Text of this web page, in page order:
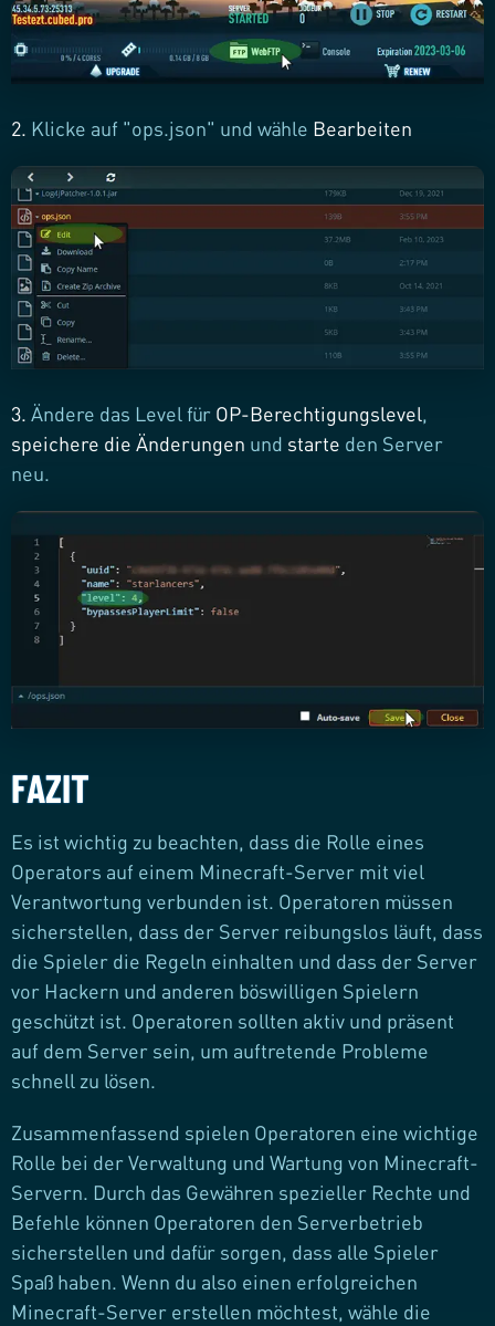
2. Klicke auf "ops.json" und wähle Bearbeiten
3. Ändere das Level für OP-Berechtigungslevel,
speichere die Änderungen und starte den Server
neu.
FAZIT
Es ist wichtig zu beachten, dass die Rolle eines
Operators auf einem Minecraft-Server mit viel
Verantwortung verbunden ist. Operatoren müssen
sicherstellen, dass der Server reibungslos läuft, dass
die Spieler die Regeln einhalten und dass der Server
vor Hackern und anderen böswilligen Spielern
geschützt ist. Operatoren sollten aktiv und präsent
auf dem Server sein, um auftretende Probleme
schnell zu lösen.
Zusammenfassend spielen Operatoren eine wichtige
Rolle bei der Verwaltung und Wartung von Minecraft-
Servern. Durch das Gewähren spezieller Rechte und
Befehle können Operatoren den Serverbetrieb
sicherstellen und dafür sorgen, dass alle Spieler
Spaß haben. Wenn du also einen erfolgreichen
Minecraft-Server erstellen möchtest, wähle die